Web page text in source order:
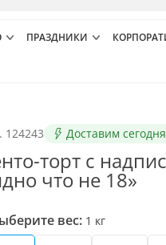
ПРАЗДНИКИ
124243 Доставим
торт с
что не 18»
вес: 1 кг